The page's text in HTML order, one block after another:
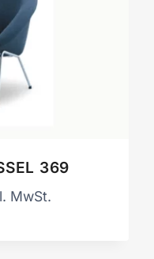
369
MwSt.